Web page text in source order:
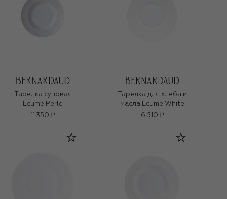
Тарелка суповая
Ecume Perle
11 350 ₽
Тарелка для хлеба и
масла Ecume White
6 510 ₽